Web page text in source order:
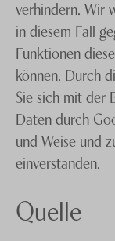
verhindern. Wir
in diesem Fall
Funktionen
können. Durch
Sie sich mit der
Daten durch
und Weise und
einverstanden.
Quelle